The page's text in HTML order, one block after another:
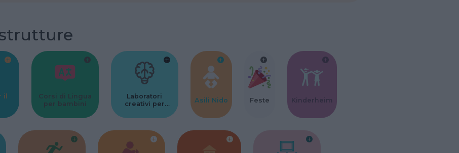
il
Corsi di Lingua
per bambini
Laboratori
creativi per
Asili Nido Feste Kinderheim